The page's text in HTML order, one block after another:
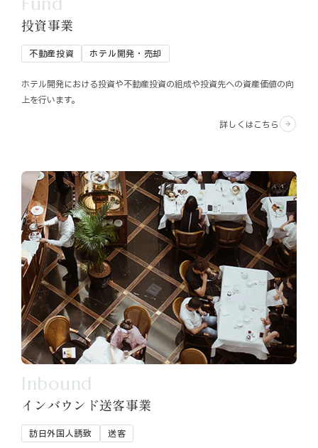
投資事業
不動産投資 ホテル開発・売却
ホテル開発における投資や不動産投資の組成や投資先への資産価値の向
上を行います。
詳しくはこちら
arrow_forward
Inbound
インバウンド送客事業
訪日外国人誘致 送客